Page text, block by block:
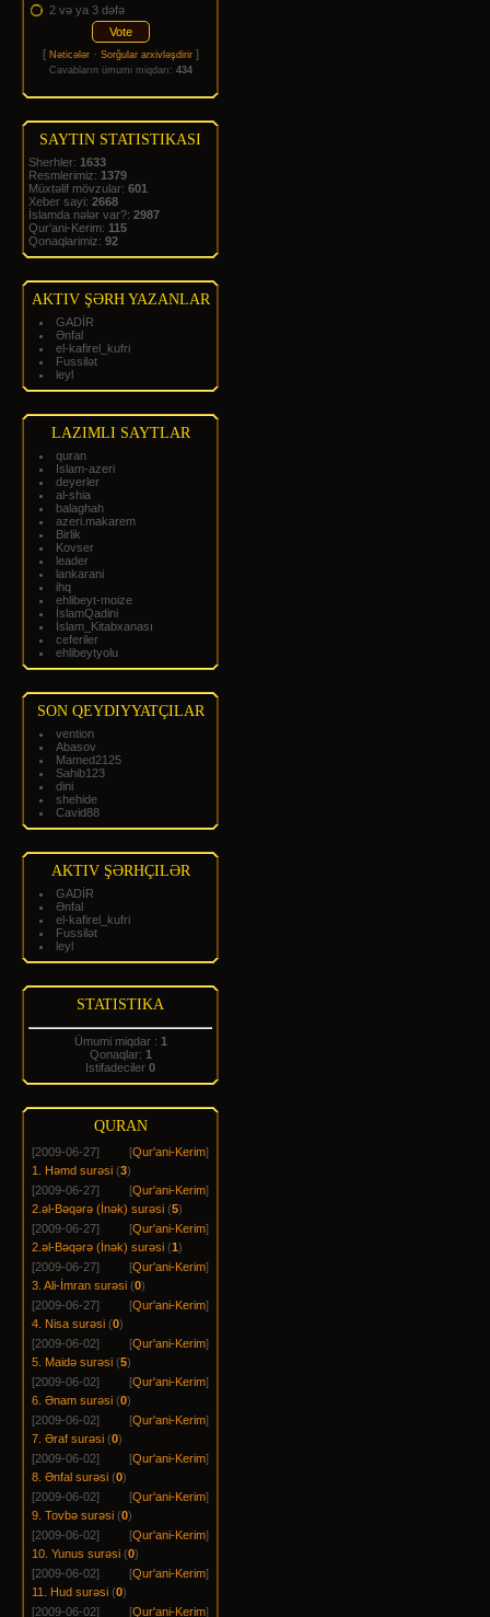
2 və ya 3 dəfə
[ Nəticələr· Sorğular arxivləşdirir]
Cavabların ümumi miqdarı: 434
SAYTIN STATISTIKASI
Sherhler: 1633
Resmlerimiz: 1379
Müxtəlif mövzular: 601
Xeber sayi: 2668
İslamda nələr var?: 2987
Qur'ani-Kerim: 115
Qonaqlarimiz: 92
AKTIV ŞƏRH YAZANLAR
GADİR
Ənfal
el-kafirel_kufri
Fussilət
leyl
LAZIMLI SAYTLAR
quran
Islam-azeri
deyerler
al-shia
balaghah
azeri.makarem
Birlik
Kovser
leader
lankarani
ihq
ehlibeyt-moize
İslamQadini
İslam_Kitabxanası
ceferiler
ehlibeytyolu
SON QEYDIYYATÇILAR
vention
Abasov
Mamed2125
Sahib123
dini
shehide
Cavid88
AKTIV ŞƏRHÇILƏR
GADİR
Ənfal
el-kafirel_kufri
Fussilət
leyl
STATISTIKA
Ümumi miqdar : 1
Qonaqlar: 1
Istifadeciler 0
QURAN
[2009-06-27] [Qur'ani-Kerim]
1. Həmd surəsi (3)
[2009-06-27]
[Qur'ani-Kerim]
2.əl-Bəqərə (İnək) surəsi (5)
[2009-06-27]
[Qur'ani-Kerim]
2.əl-Bəqərə (İnək) surəsi (1)
[2009-06-27]
[Qur'ani-Kerim]
3. Ali-İmran surəsi (0)
[2009-06-27]
[Qur'ani-Kerim]
4. Nisa surəsi (0)
[2009-06-02]
[Qur'ani-Kerim]
5. Maidə surəsi (5)
[2009-06-02]
[Qur'ani-Kerim]
6. Ənam surəsi (0)
[2009-06-02]
[Qur'ani-Kerim]
7. Əraf surəsi (0)
[2009-06-02]
[Qur'ani-Kerim]
8. Ənfal surəsi (0)
[2009-06-02]
[Qur'ani-Kerim]
9. Tovbə surəsi (0)
[2009-06-02]
[Qur'ani-Kerim]
10. Yunus surəsi (0)
[2009-06-02]
[Qur'ani-Kerim]
11. Hud surəsi (0)
[2009-06-02]
[Qur'ani-Kerim]